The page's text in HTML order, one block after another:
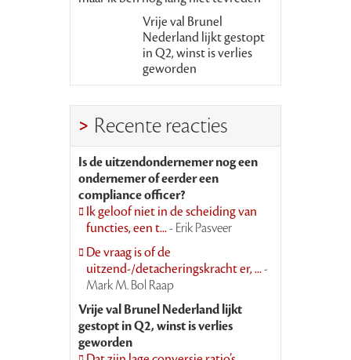
Vrije val Brunel
Nederland lijkt gestopt
in Q2, winst is verlies
geworden
Recente reacties
Is de uitzendondernemer nog een
ondernemer of eerder een
compliance officer?
Ik geloof niet in de scheiding van
functies, een t...- Erik Pasveer
De vraag is of de
uitzend-/detacheringskracht er, ...-
Mark M. Bol Raap
Vrije val Brunel Nederland lijkt
gestopt in Q2, winst is verlies
geworden